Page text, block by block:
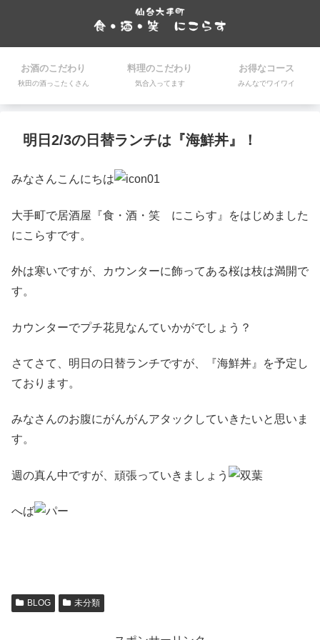
お酒のこだわり
秋田の酒っこたくさん
料理のこだわり
気合入ってます
お得なコース
みんなでワイワイ
明日2/3の日替ランチは『海鮮丼』！
みなさんこんにちは
大手町で居酒屋『食・酒・笑 にこらす』をはじめました
にこらすです。
外は寒いですが、カウンターに飾ってある桜は枝は満開で
す。
カウンターでプチ花見なんていかがでしょう？
さてさて、明日の日替ランチですが、『海鮮丼』を予定し
ております。
みなさんのお腹にがんがんアタックしていきたいと思いま
す。
週の真ん中ですが、頑張っていきましょう
へば
BLOG 未分類